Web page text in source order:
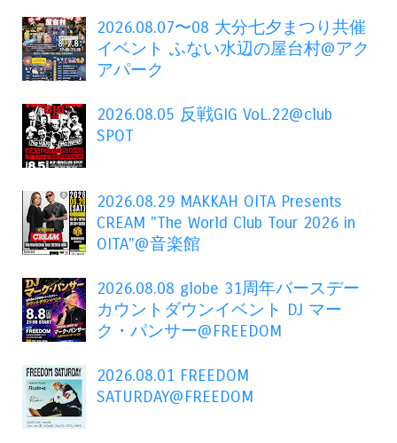
2026.08.07〜08 大分七夕まつり共催
イベント ふない水辺の屋台村@アク
アパーク
2026.08.05 反戦GIG VoL.22@club
SPOT
2026.08.29 MAKKAH OITA Presents
CREAM "The World Club Tour 2026 in
OITA"@音楽館
2026.08.08 globe 31周年バースデー
カウントダウンイベント DJ マー
ク・パンサー@FREEDOM
2026.08.01 FREEDOM
SATURDAY@FREEDOM